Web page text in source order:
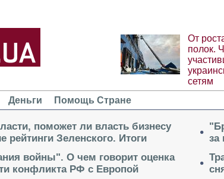
От
полок.
сетям
Деньги Помощь Стране
поможет ли власть бизнесу
Зеленского. Итоги
войны". О чем говорит оценка
конфликта РФ с Европой
за